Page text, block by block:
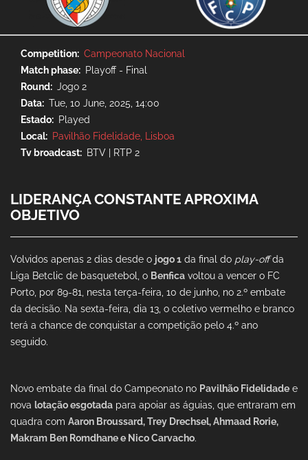
Competition
Campeonato Nacional
Match phase
Playoff - Final
Round
Jogo 2
Data
Tue, 10 June, 2025, 14:00
Estado
Played
Local
Pavilhão Fidelidade, Lisboa
Tv broadcast
BTV | RTP 2
LIDERANÇA CONSTANTE APROXIMA
OBJETIVO
Volvidos apenas 2 dias desde o jogo 1 da final do play-offda
Liga Betclic de basquetebol, o Benfica voltou a vencer o FC
Porto, por 89-81, nesta terça-feira, 10 de junho, no 2.º embate
da decisão. Na sexta-feira, dia 13, o coletivo vermelho e branco
terá a chance de conquistar a competição pelo 4.º ano
seguido.
Novo embate da final do Campeonato no Pavilhão Fidelidade e
nova lotação esgotada para apoiar as águias, que entraram em
quadra com Aaron Broussard, Trey Drechsel, Ahmaad Rorie,
Makram Ben Romdhane e Nico Carvacho.